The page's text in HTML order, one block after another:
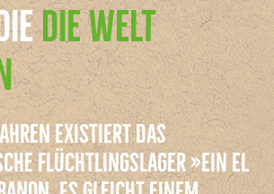
DIE WELT
existiert das
Flüchtlingslager »Ein El
Es gleicht einem